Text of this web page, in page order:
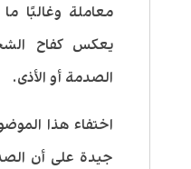
معاملة وغالبًا
يعكس كفاح
الصدمة أو الأذى.
اختفاء هذا
جيدة على أن